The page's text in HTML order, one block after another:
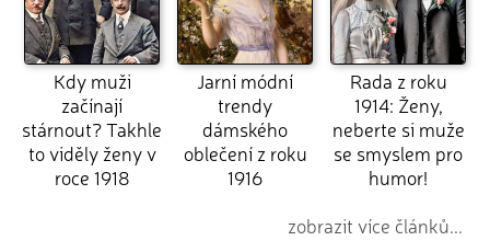
Kdy muži
začínají
stárnout? Takhle
to viděly ženy v
roce 1918
Jarní módní
trendy
dámského
oblečení z roku
1916
Rada z roku
1914: Ženy,
neberte si muže
se smyslem pro
humor!
zobrazit více článků...